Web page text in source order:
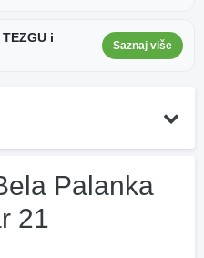
i
Saznaj više
Palanka
21